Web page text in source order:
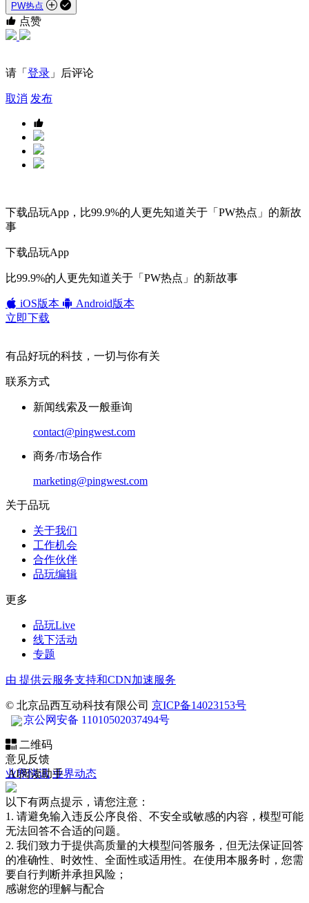
PW热点
点赞
请「 登录 」后评论
取消 发布
下载品玩App，比99.9%的人更先知道关于「PW热点」的新故
事
下载品玩App
比99.9%的人更先知道关于「PW热点」的新故事
iOS版本
Android版本
立即下载
有品好玩的科技，一切与你有关
联系方式
新闻线索及一般垂询
contact@pingwest.com
商务/市场合作
marketing@pingwest.com
关于品玩
关于我们
工作机会
合作伙伴
品玩编辑
更多
品玩Live
线下活动
专题
由 提供云服务支持和CDN加速服务
© 北京品西互动科技有限公司 京ICP备14023153号
京公网安备 11010502037494号
二维码
意见反馈
业界快讯 业界动态
AI阅读助手
以下有两点提示，请您注意：
1. 请避免输入违反公序良俗、不安全或敏感的内容，模型可能
无法回答不合适的问题。
2. 我们致力于提供高质量的大模型问答服务，但无法保证回答
的准确性、时效性、全面性或适用性。在使用本服务时，您需
要自行判断并承担风险；
感谢您的理解与配合